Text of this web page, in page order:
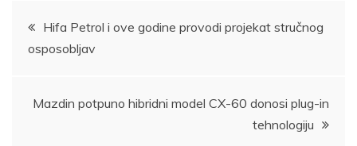
Post
navigation
Hifa Petrol i ove godine provodi projekat stručnog
osposobljav
Mazdin potpuno hibridni model CX-60 donosi plug-in
tehnologiju